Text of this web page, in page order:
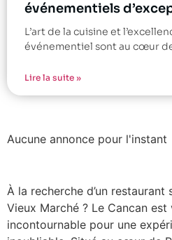
événementiels
L’art de la cuisine et
événementiel sont au cœur
Lire la suite »
Aucune annonce pour l'instant
À la recherche d’un restaurant
Vieux Marché ? Le Cancan
incontournable pour une